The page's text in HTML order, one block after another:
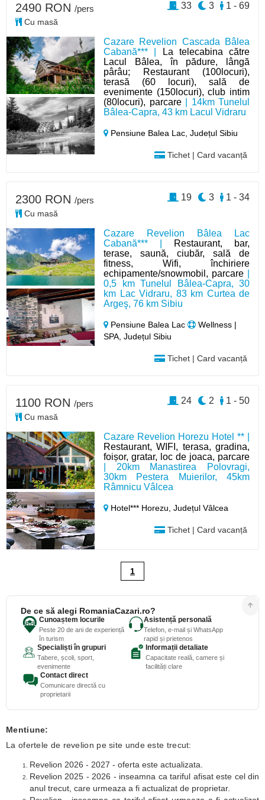
Cazare Revelion Cascada Bâlea
Cabană*** |
La telecabina către
Lacul Bâlea, în pădure, lângă
pârâu; Restaurant (100locuri),
terasă (60 locuri), sală de
evenimente (150locuri), club intim
(80locuri), parcare| 14km Tunelul
Bâlea-Capra, 43 km Lacul Vidraru
Pensiune Balea Lac,Județul Sibiu
Tichet | Card vacanță
2490 RON /pers
Cu masă
1 - 69
3
33
Cazare Revelion Bâlea Lac
Cabană*** |
Restaurant, bar,
terase, saună, ciubăr, sală de
fitness, Wifi, închiriere
echipamente/snowmobil, parcare
0,5 km Tunelul Bâlea-Capra, 30
km Lac Vidraru, 83 km Curtea de
Argeş, 76 km Sibiu
Pensiune Balea Lac
Wellness |
SPA, Județul Sibiu
Tichet | Card vacanță
2300 RON /pers
Cu masă
1 - 34
3
19
Cazare Revelion Horezu Hotel ** |
Restaurant, WIFI, terasa, gradina,
foișor, gratar, loc de joaca, parcare
| 20km Manastirea Polovragi,
30km Pestera Muierilor, 45km
Râmnicu Vâlcea
Hotel*** Horezu,Județul Vâlcea
Tichet | Card vacanță
1100 RON /pers
Cu masă
1 - 50
2
24
1
De ce să alegi RomaniaCazari.ro?
Cunoaștem locurile
Peste 20 de ani de experiență
în turism
Asistență personală
Telefon, e-mail și WhatsApp
rapid și prietenos
Specialiști în grupuri
Tabere, școli, sport,
evenimente
Informații detaliate
Capacitate reală, camere și
facilități clare
Contact direct
Comunicare directă cu
proprietarii
Mentiune:
La ofertele de revelion pe site unde este trecut:
Revelion 2026 - 2027 - oferta este actualizata.
Revelion 2025 - 2026 - inseamna ca tariful afisat este cel din
anul trecut, care urmeaza a fi actualizat de proprietar.